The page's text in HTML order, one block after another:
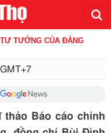
TƯỞNG CỦA ĐẢNG
GMT+7
thảo Báo cáo chính